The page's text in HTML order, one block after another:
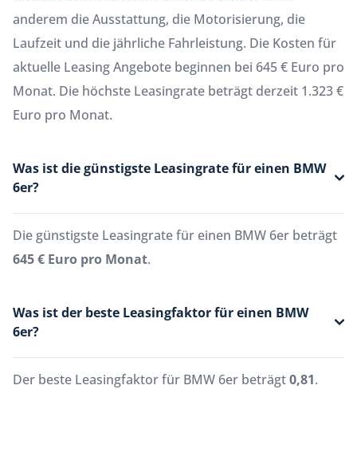
anderem die Ausstattung, die Motorisierung, die
Laufzeit und die jährliche Fahrleistung. Die Kosten für
aktuelle Leasing Angebote beginnen bei 645 € Euro pro
Monat. Die höchste Leasingrate beträgt derzeit 1.323 €
Euro pro Monat.
Was ist die günstigste Leasingrate für einen BMW
6er?
Die günstigste Leasingrate für einen BMW 6er beträgt
645 € Euro pro Monat.
Was ist der beste Leasingfaktor für einen BMW
6er?
Der beste Leasingfaktor für BMW 6er beträgt0,81.